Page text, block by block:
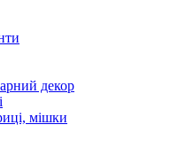
декор
мішки